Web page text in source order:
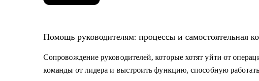
Помощь руководителям: процессы и самостоятельная
Сопровождение руководителей, которые хотят уйти от
команды от лидера и выстроить функцию, способную работать